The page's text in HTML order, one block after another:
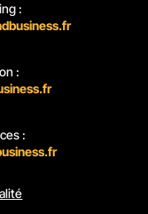
:
:
: